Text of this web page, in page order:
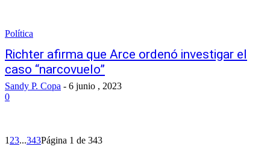
Política
Richter afirma que Arce ordenó investigar el
caso “narcovuelo”
Sandy P. Copa - 6 junio , 2023
0
1 23...343Página 1 de 343